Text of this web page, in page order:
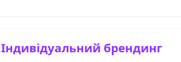
Індивідуальний брендинг